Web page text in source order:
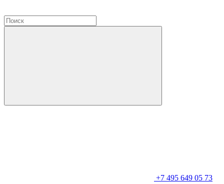
+7 495 649 05 73